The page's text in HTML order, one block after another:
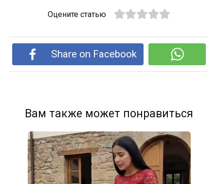
Оцените статью
Share on Facebook
Вам также может понравиться